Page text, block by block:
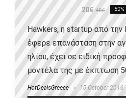
20€ 40€ -50%
Hawkers, η startup από την
έφερε επανάσταση στην
ηλίου, έχει σε ειδική
μοντέλα της με έκπτωση
HotDealsGreece 15 October 2016